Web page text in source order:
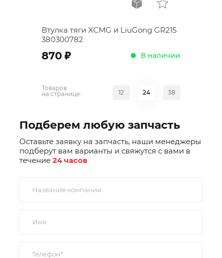
Втулка тяги XCMG и LiuGong GR215
380300782
870 ; В наличии
Товаров
на странице:
12 24 38
Подберем любую запчасть
Оставьте заявку на запчасть, наши менеджеры
подберут вам варианты и свяжутся с вами в
течение 24 часов